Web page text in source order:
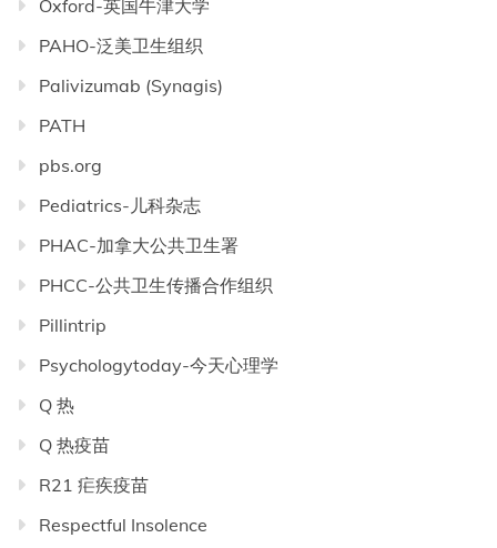
Oxford-英国牛津大学
PAHO-泛美卫生组织
Palivizumab (Synagis)
PATH
pbs.org
Pediatrics-儿科杂志
PHAC-加拿大公共卫生署
PHCC-公共卫生传播合作组织
Pillintrip
Psychologytoday-今天心理学
Q 热
Q 热疫苗
R21 疟疾疫苗
Respectful Insolence